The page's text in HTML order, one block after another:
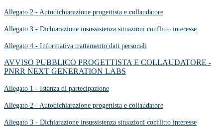
Allegato 2 - Autodichiarazione progettista e collaudatore
Allegato 3 - Dichiarazione insussistenza situazioni conflitto interesse
Allegato 4 - Informativa trattamento dati personali
AVVISO PUBBLICO PROGETTISTA E COLLAUDATORE -
PNRR NEXT GENERATION LABS
Allegato 1 - Istanza di partecipazione
Allegato 2 - Autodichiarazione progettista e collaudatore
Allegato 3 - Dichiarazione insussistenza situazioni conflitto interesse